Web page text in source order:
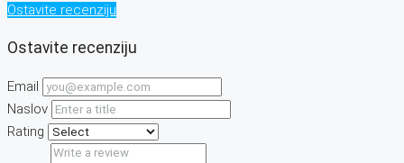
Ostavite recenziju
Ostavite recenziju
Email
Naslov
Rating